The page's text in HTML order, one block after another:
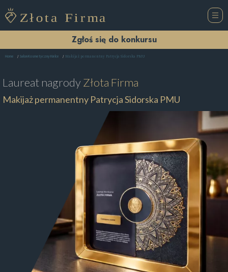
Zgłoś się do konkursu
Home Salon Kosmetyczny Kielce Makijaż permanentny Patrycja Sidorska PMU
Laureat nagrodyZłota Firma
Makijaż permanentny Patrycja Sidorska PMU